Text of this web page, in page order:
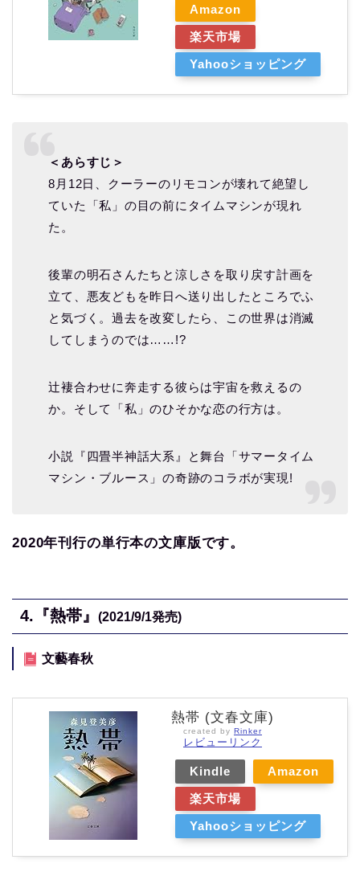
Amazon
楽天市場
Yahooショッピング
＜あらすじ＞
8月12日、クーラーのリモコンが壊れて絶望し
ていた「私」の目の前にタイムマシンが現れ
た。
後輩の明石さんたちと涼しさを取り戻す計画を
立て、悪友どもを昨日へ送り出したところでふ
と気づく。過去を改変したら、この世界は消滅
してしまうのでは……!?
辻褄合わせに奔走する彼らは宇宙を救えるの
か。そして「私」のひそかな恋の行方は。
小説『四畳半神話大系』と舞台「サマータイム
マシン・ブルース」の奇跡のコラボが実現!
2020年刊行の単行本の文庫版です。
4. 『熱帯』 (2021/9/1発売)
文藝春秋
熱帯 (文春文庫)
created by Rinker
レビューリンク
Kindle
Amazon
楽天市場
Yahooショッピング